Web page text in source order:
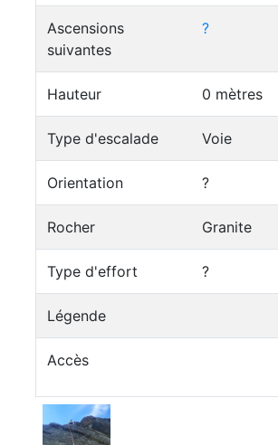
Ascensions
suivantes
?
Hauteur 0 mètres
Type d'escalade Voie
Orientation ?
Rocher Granite
Type d'effort ?
Légende
Accès